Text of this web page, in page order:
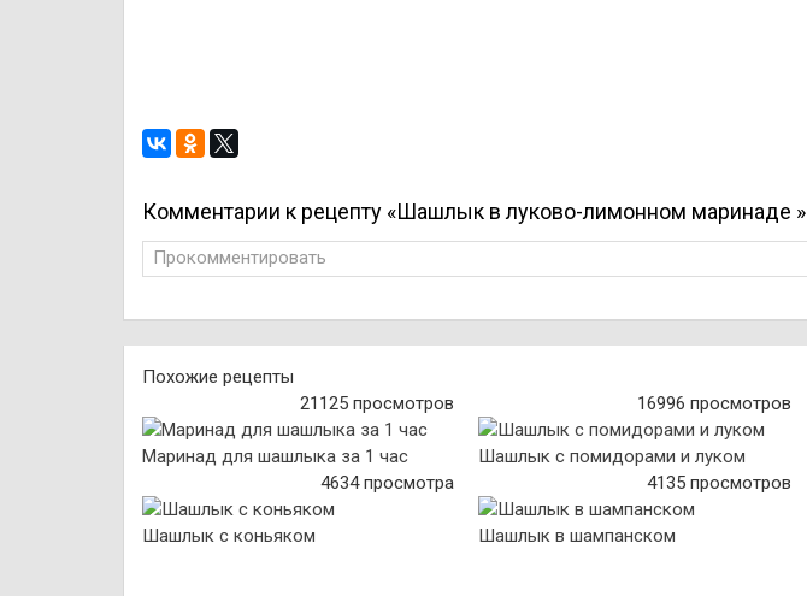
Комментарии к рецепту «Шашлык в луково-лимонном маринаде »
Прокомментировать
Похожие рецепты
21125 просмотров
Маринад для шашлыка за 1 час
16996 просмотров
Шашлык с помидорами и луком
4634 просмотра
Шашлык с коньяком
4135 просмотров
Шашлык в шампанском